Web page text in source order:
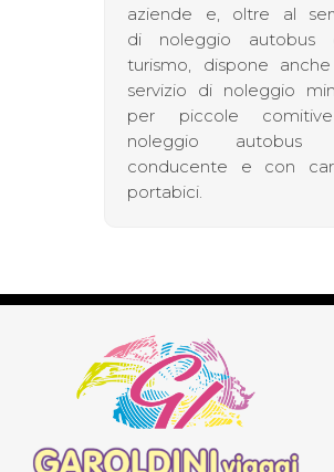
aziende e, oltre al
di noleggio autobus
turismo, dispone
servizio di noleggio
per piccole
noleggio autobus
conducente e con
portabici.